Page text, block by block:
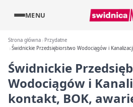
MENU
Strona główna
Przydatne
Świdnickie Przedsiębiorstwo Wodociągów i
Świdnickie
Wodociągów i
kontakt, BOK,